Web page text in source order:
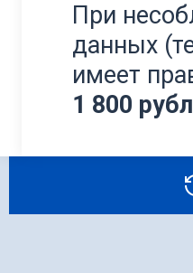
При
данных
имеет
1 800